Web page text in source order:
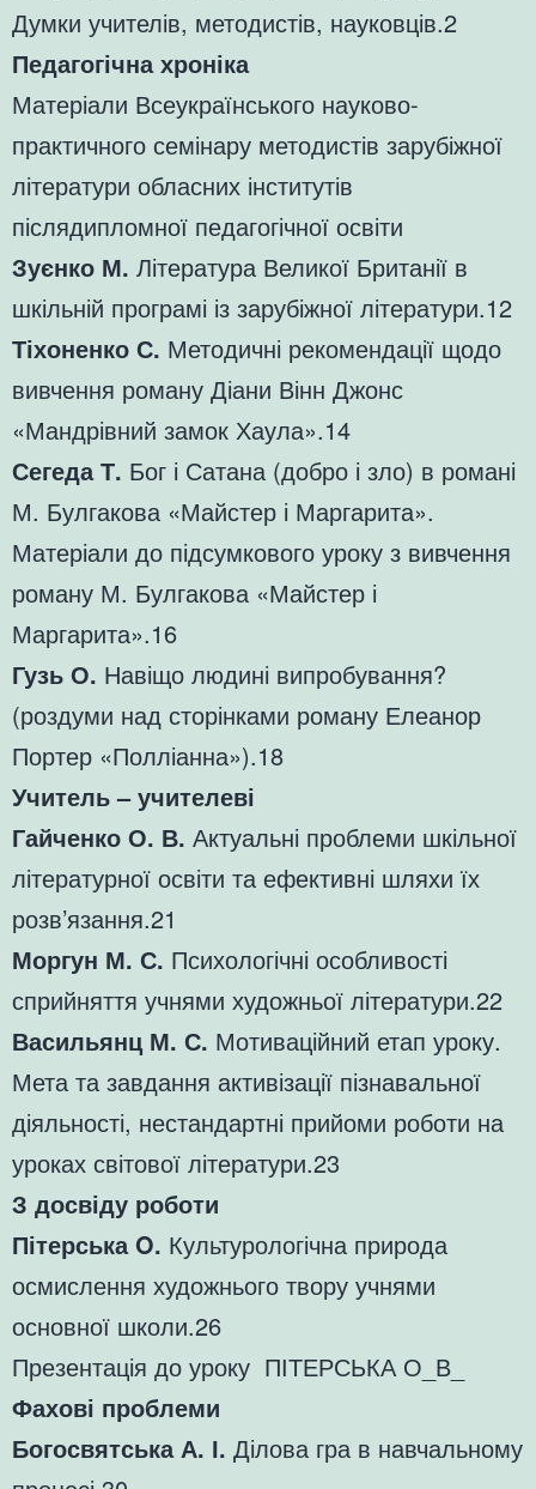
Думки учителів, методистів, науковців.2
Педагогічна хроніка
Матеріали Всеукраїнського науково-
практичного семінару методистів зарубіжної
літератури обласних інститутів
післядипломної педагогічної освіти
Зуєнко М. Література Великої Британії в
шкільній програмі із зарубіжної літератури.12
Тіхоненко С. Методичні рекомендації щодо
вивчення роману Діани Вінн Джонс
«Мандрівний замок Хаула».14
Сегеда Т. Бог і Сатана (добро і зло) в романі
М. Булгакова «Майстер і Маргарита».
Матеріали до підсумкового уроку з вивчення
роману М. Булгакова «Майстер і
Маргарита».16
Гузь О. Навіщо людині випробування?
(роздуми над сторінками роману Елеанор
Портер «Полліанна»).18
Учитель – учителеві
Гайченко О. В. Актуальні проблеми шкільної
літературної освіти та ефективні шляхи їх
розв’язання.21
Моргун М. С. Психологічні особливості
сприйняття учнями художньої літератури.22
Васильянц М. С. Мотиваційний етап уроку.
Мета та завдання активізації пізнавальної
діяльності, нестандартні прийоми роботи на
уроках світової літератури.23
З досвіду роботи
Пітерська O. Культурологічна природа
осмислення художнього твору учнями
основної школи.26
Презентація до уроку ПІТЕРСЬКА О_В_
Фахові проблеми
Богосвятська А. І. Ділова гра в навчальному